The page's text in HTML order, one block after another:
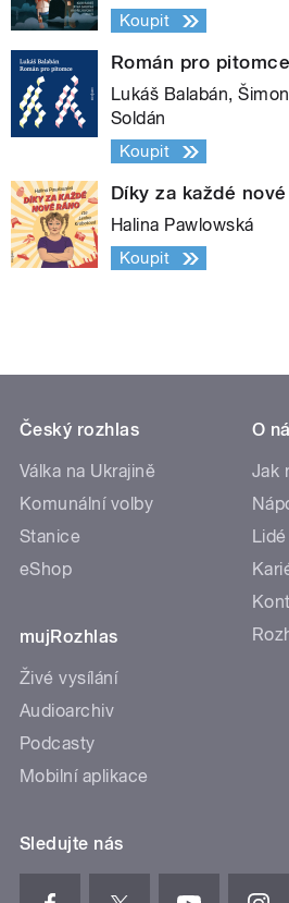
Koupit
Román pro pitomce
Lukáš Balabán,
Soldán
Koupit
Díky za každé
Halina Pawlowská
Koupit
Český rozhlas
Válka na Ukrajině
Komunální volby
Stanice
eShop
mujRozhlas
Živé vysílání
Audioarchiv
Podcasty
Mobilní aplikace
O
Jak
Sledujte nás